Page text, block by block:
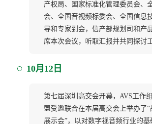
产权局、国家标准化管理委员会、
会、全国音视频标委会、全国信息
导和专家到会，信产部规划司和产
席本次会议，听取汇报并共同探讨
10月12日
第七届深圳高交会开幕，AVS工作
盟受邀联合在本届高交会上举办了
展示会”，以对数字视音频行业的